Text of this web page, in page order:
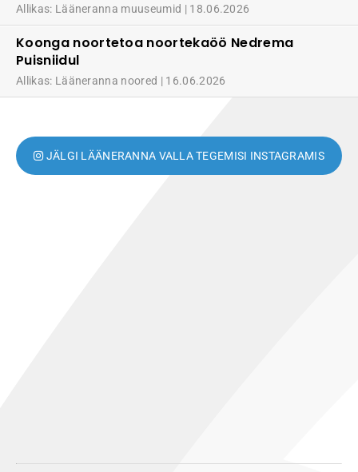
Allikas: Lääneranna muuseumid 18.06.2026
Koonga noortetoa noortekaöö Nedrema
Puisniidul
Allikas: Lääneranna noored 16.06.2026
JÄLGI LÄÄNERANNA VALLA TEGEMISI INSTAGRAMIS